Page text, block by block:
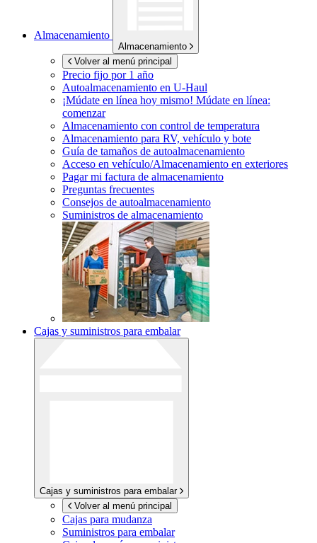
Almacenamiento
Almacenamiento
Volver al menú principal
Precio fijo por 1 año
Autoalmacenamiento en U-Haul
¡Múdate en línea hoy mismo! Múdate en línea:
comenzar
Almacenamiento con control de temperatura
Almacenamiento para RV, vehículo y bote
Guía de tamaños de autoalmacenamiento
Acceso en vehículo/Almacenamiento en exteriores
Pagar mi factura de almacenamiento
Preguntas frecuentes
Consejos de autoalmacenamiento
Suministros de almacenamiento
Cajas y suministros para embalar
Cajas y suministros para embalar
Volver al menú principal
Cajas para mudanza
Suministros para embalar